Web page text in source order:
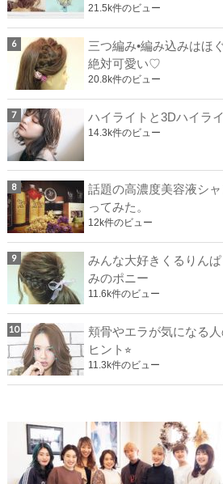
21.5k件のビュー
三つ編み•編み込みはほ
絶対可愛い♡
20.8k件のビュー
ハイライトと3Dハイラ
14.3k件のビュー
話題の高濃度美容液シ
ってみた。
12k件のビュー
みんな大好きくるりん
みのポニー
11.6k件のビュー
頬骨やエラが気になる
ヒント⭐︎
11.3k件のビュー